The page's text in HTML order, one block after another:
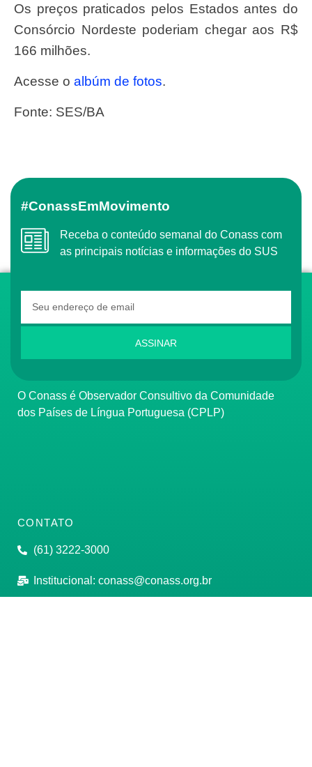
Os preços praticados pelos Estados antes do
Consórcio Nordeste poderiam chegar aos R$
166 milhões.
Acesse o albúm de fotos.
Fonte: SES/BA
#ConassEmMovimento
Receba o conteúdo semanal do Conass com
as principais notícias e informações do SUS
ASSINAR
O Conass é Observador Consultivo da Comunidade
dos Países de Língua Portuguesa (CPLP)
CONTATO
(61) 3222-3000
Institucional: conass@conass.org.br